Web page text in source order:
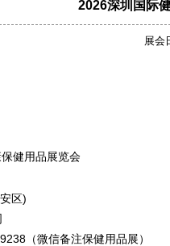
2026深圳国际
展会
健用品展览会
区)
（微信备注保健用品展）